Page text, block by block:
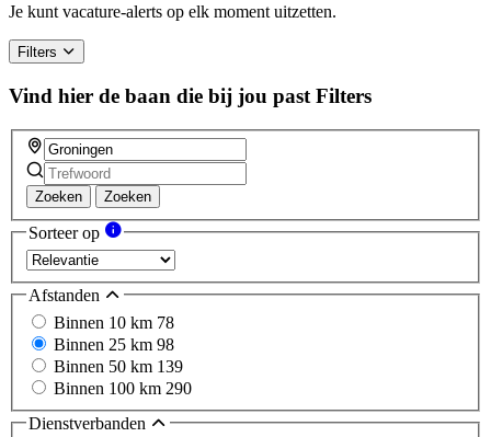
a
ignore
this
field
Je kunt vacature-alerts op elk moment uitzetten.
Filters
Vind hier de baan die bij jou past Filters
Zoeken Zoeken
Sorteer op
Afstanden
Binnen 10 km 78
Binnen 25 km 98
Binnen 50 km 139
Binnen 100 km 290
Dienstverbanden